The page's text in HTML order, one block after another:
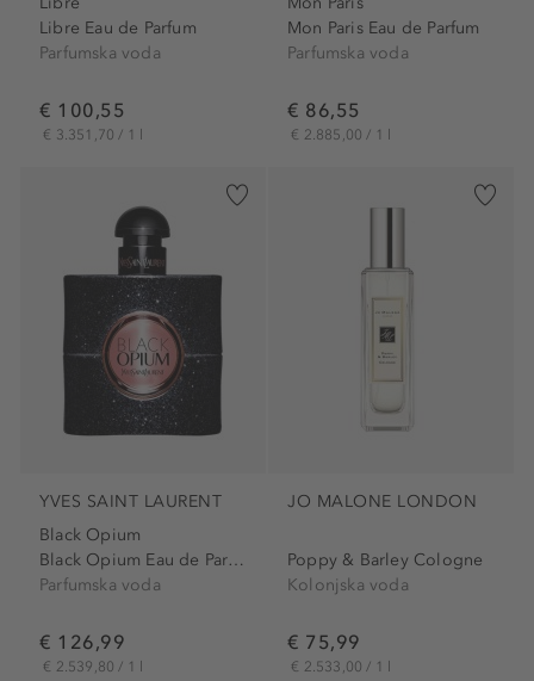
Libre Eau de Parfum
Parfumska voda
€ 100,55
€ 3.351,70 / 1 l
Mon Paris Eau de Parfum
Parfumska voda
€ 86,55
€ 2.885,00 / 1 l
YVES SAINT LAURENT
Black Opium
Black Opium Eau de Parfum
Parfumska voda
€ 126,99
€ 2.539,80 / 1 l
JO MALONE LONDON
Poppy & Barley Cologne
Kolonjska voda
€ 75,99
€ 2.533,00 / 1 l